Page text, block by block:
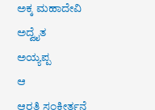
ಅಕ್ಕ ಮಹಾದೇವಿ
ಅದ್ವೈತ
ಅಯ್ಯಪ್ಪ
ಆ
ಆರತಿ ಸಂಕೀರ್ತನೆ